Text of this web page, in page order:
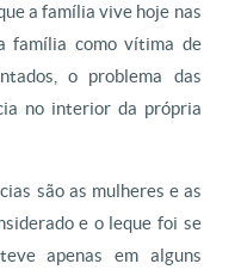
a família vive hoje nas
família como vítima de
o problema das
no interior da própria
são as mulheres e as
e o leque foi se
apenas em alguns